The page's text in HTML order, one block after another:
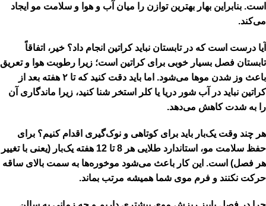
است. بنابراین بهار بهترین توازن را میان آب و هوا و سلامت مو ایجاد
می‌کند.
آیا درست است که در تابستان نباید کراتین انجام داد؟ خیر، اتفاقاً
تابستان فصل بسیار خوبی برای کراتین است؛ زیرا رطوبت هوا و تعریق
باعث وز شدن موها می‌شود. اما باید دقت کنید که تا ۲ هفته بعد از
کراتین نباید در آب شور دریا یا کلر استخر شنا کنید، زیرا ماندگاری آن
را به شدت کاهش می‌دهد.
هر چند وقت یک‌بار باید برای کوتاهی و نوک‌گیری اقدام کنیم؟ برای
حفظ سلامت مو، استاندارد طلایی هر 8 تا 12 هفته یک‌بار (یعنی با تغییر
هر فصل) است. این کار باعث می‌شود موخوره‌ها به سمت بالای ساقه
حرکت نکنند و فرم موی شما همیشه مرتب بماند.